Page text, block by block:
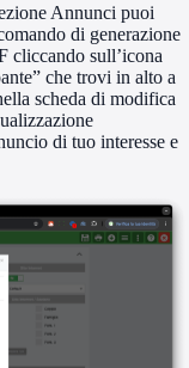
Annunci puoi
di generazione
cliccando sull’icona
che trovi in alto a
scheda di modifica
di tuo interesse e